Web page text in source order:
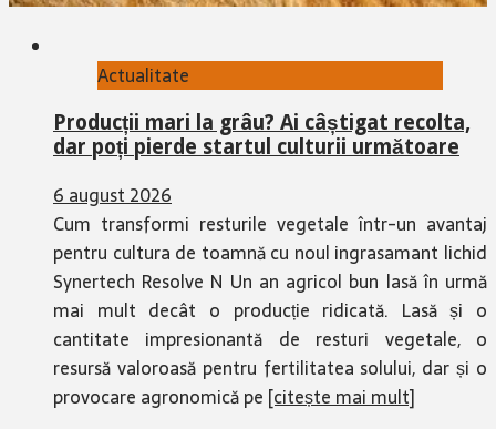
Actualitate
Producții mari la grâu? Ai câștigat recolta,
dar poți pierde startul culturii următoare
6 august 2026
Cum transformi resturile vegetale într-un avantaj
pentru cultura de toamnă cu noul ingrasamant lichid
Synertech Resolve N Un an agricol bun lasă în urmă
mai mult decât o producție ridicată. Lasă și o
cantitate impresionantă de resturi vegetale, o
resursă valoroasă pentru fertilitatea solului, dar și o
provocare agronomică pe [citește mai mult]